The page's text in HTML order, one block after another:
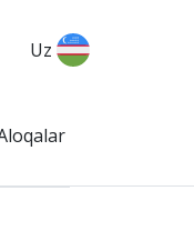
Uz